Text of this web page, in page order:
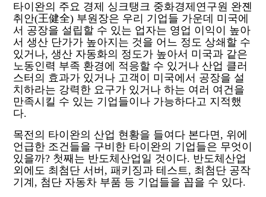
타이완의 주요 경제 싱크탱크 중화경제연구원 완졘
취안(王健全) 부원장은 우리 기업들 가운데 미국에
서 공장을 설립할 수 있는 업자는 영업 이익이 높아
서 생산 단가가 높아지는 것을 어느 정도 상쇄할 수
있거나,생산 자동화의 정도가 높아서 미국과 같은
노동인력 부족 환경에 적응할 수 있거나 산업 클러
스터의 효과가 있거나 고객이 미국에서 공장을 설
치하라는 강력한 요구가 있거나 하는 여러 여건을
만족시킬 수 있는 기업들이나 가능하다고 지적했
다.
목전의 타이완의 산업 현황을 들여다 본다면, 위에
언급한 조건들을 구비한 타이완의 기업들은 무엇이
있을까? 첫째는 반도체산업일 것이다. 반도체산업
외에도 최첨단 서버 ,패키징과 테스트, 최첨단 공작
기계 , 첨단 자동차 부품 등 기업들을 꼽을 수 있다.